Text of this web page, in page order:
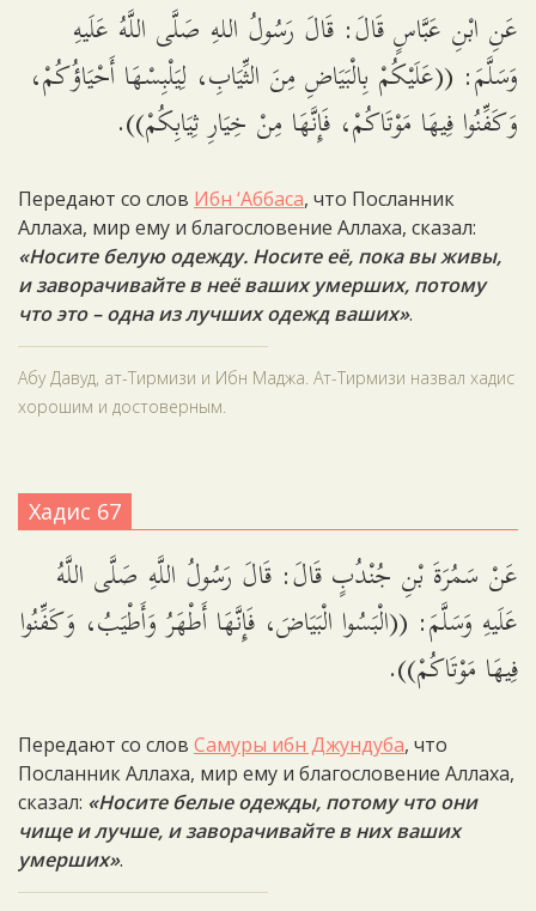
عَنِ ابْنِ عَبَّاسٍ قَالَ: قَالَ رَسُولُ اللهِ صَلَّى اللَّهُ عَلَيهِ
وَسَلَّمَ: ((عَلَيْكُمْ بِالْبَيَاضِ مِنَ الثِّيَابِ، لِيَلْبِسْهَا أَحْيَاؤُكُمْ،
وَكَفِّنُوا فِيهَا مَوْتَاكُمْ، فَإِنَّهَا مِنْ خِيَارِ ثِيَابِكُمْ)).
Передают со слов Ибн ‘Аббаса, что Посланник
Аллаха, мир ему и благословение Аллаха, сказал:
«Носите белую одежду. Носите её, пока вы живы,
и заворачивайте в неё ваших умерших, потому
что это – одна из лучших одежд ваших».
Абу Давуд, ат-Тирмизи и Ибн Маджа. Ат-Тирмизи назвал хадис
хорошим и достоверным.
Хадис 67
عَنْ سَمُرَةَ بْنِ جُنْدُبٍ قَالَ: قَالَ رَسُولُ اللَّهِ صَلَّى اللَّهُ
عَلَيهِ وَسَلَّمَ: ((الْبَسُوا الْبَيَاضَ، فَإِنَّهَا أَطْهَرُ وَأَطْيَبُ، وَكَفِّنُوا
فِيهَا مَوْتَاكُمْ)).
Передают со слов Самуры ибн Джундуба, что
Посланник Аллаха, мир ему и благословение Аллаха,
сказал: «Носите белые одежды, потому что они
чище и лучше, и заворачивайте в них ваших
умерших».